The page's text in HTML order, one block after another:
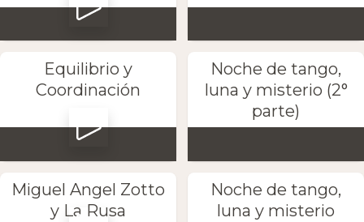
Equilibrio y
Coordinación
Noche de tango,
luna y misterio (2°
parte)
Miguel Angel Zotto
y La Rusa
Noche de tango,
luna y misterio